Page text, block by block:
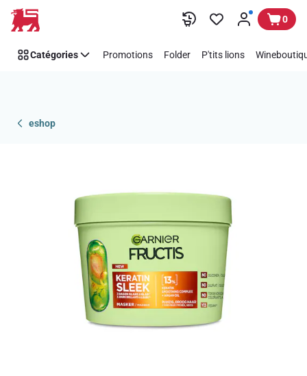
Passer 0
Catégories Promotions Folder P'tits lions
eshop